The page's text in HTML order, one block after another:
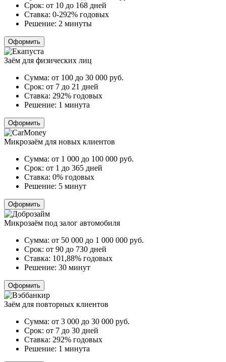
Срок: от 10 до 168 дней
Ставка: 0-292% годовых
Решение: 2 минуты
Оформить
Заём для физических лиц
Сумма: от 100 до 30 000 руб.
Срок: от 7 до 21 дней
Ставка: 292% годовых
Решение: 1 минута
Оформить
Микрозаём для новых клиентов
Сумма: от 1 000 до 100 000 руб.
Срок: от 1 до 365 дней
Ставка: 0% годовых
Решение: 5 минут
Оформить
Микрозаём под залог автомобиля
Сумма: от 50 000 до 1 000 000 руб.
Срок: от 90 до 730 дней
Ставка: 101,88% годовых
Решение: 30 минут
Оформить
Заём для повторных клиентов
Сумма: от 3 000 до 30 000 руб.
Срок: от 7 до 30 дней
Ставка: 292% годовых
Решение: 1 минута